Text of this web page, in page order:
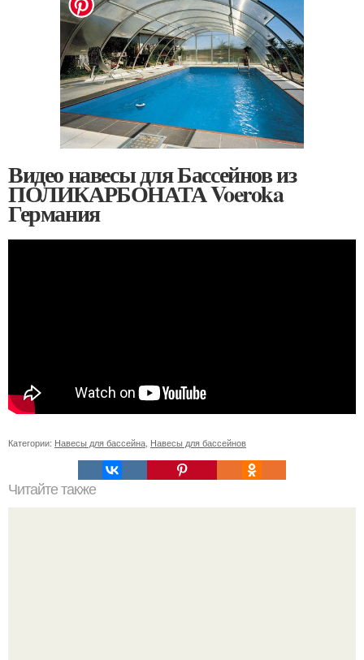
Видео навесы для Бассейнов из
ПОЛИКАРБОНАТА Voeroka
Германия
Категории: Навесы для бассейна, Навесы для бассейнов
Читайте также